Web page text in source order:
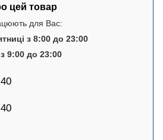
цей товар
для Вас:
з 8:00 до 23:00
9:00 до 23:00